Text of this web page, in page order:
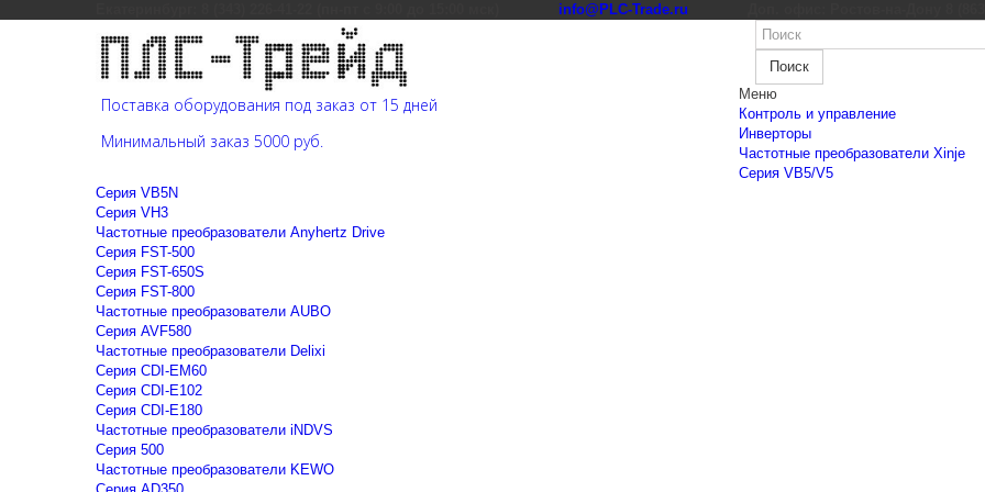
info@PLC-Trade.ru
Поставка оборудования под заказ от 15 дней
Минимальный заказ 5000 руб.
Поиск
Меню
Контроль и управление
Инверторы
Частотные преобразователи Xinje
Cерия VB5/V5
Cерия VB5N
Cерия VH3
Частотные преобразователи Anyhertz Drive
Серия FST-500
Серия FST-650S
Серия FST-800
Частотные преобразователи AUBO
Серия AVF580
Частотные преобразователи Delixi
Серия CDI-EM60
Серия CDI-E102
Серия CDI-E180
Частотные преобразователи iNDVS
Серия 500
Частотные преобразователи KEWO